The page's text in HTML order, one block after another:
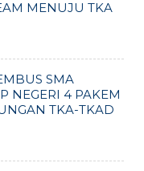
MENUJU TKA
SMA
NEGERI 4 PAKEM
TKA-TKAD